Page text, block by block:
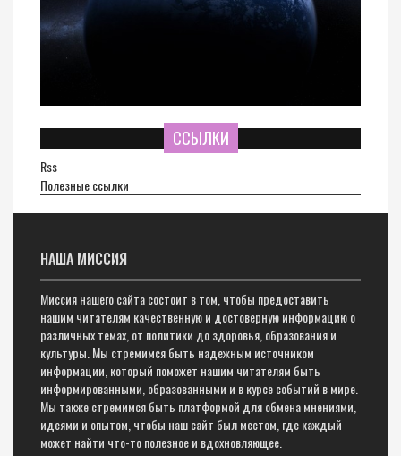
ССЫЛКИ
Rss
Полезные ссылки
НАША МИССИЯ
Миссия нашего сайта состоит в том, чтобы предоставить
нашим читателям качественную и достоверную информацию о
различных темах, от политики до здоровья, образования и
культуры. Мы стремимся быть надежным источником
информации, который поможет нашим читателям быть
информированными, образованными и в курсе событий в мире.
Мы также стремимся быть платформой для обмена мнениями,
идеями и опытом, чтобы наш сайт был местом, где каждый
может найти что-то полезное и вдохновляющее.